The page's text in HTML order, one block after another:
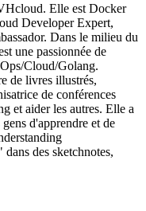
Elle est Docker
Developer Expert,
Dans le milieu du
une passionnée de
Cloud/Golang.
de livres illustrés,
de conférences
et aider les autres. Elle a
d'apprendre et de
des sketchnotes,